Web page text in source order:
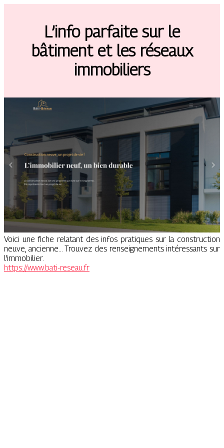
L’info parfaite sur le
bâtiment et les réseaux
immobiliers
Voici une fiche relatant des infos pratiques sur la construction
neuve, ancienne... Trouvez des renseignements intéressants sur
l'immobilier.
https://www.bati-reseau.fr